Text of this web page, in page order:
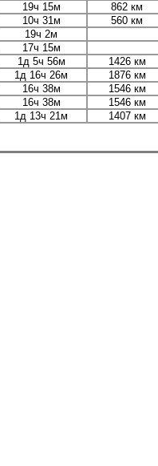
19ч 15м 862 км
10ч 31м 560 км
19ч 2м
17ч 15м
1д 5ч 56м 1426 км
1д 16ч 26м 1876 км
16ч 38м 1546 км
16ч 38м 1546 км
1д 13ч 21м 1407 км